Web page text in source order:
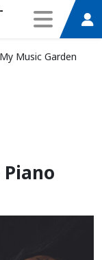
My Music Garden